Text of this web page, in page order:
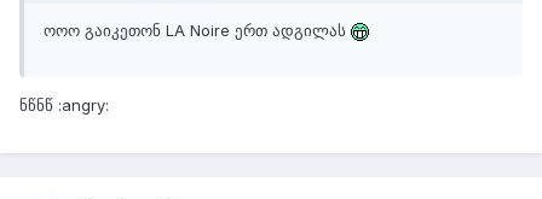
ოოო გაიკეთონ LA Noire ერთ ადგილას
ნწნწ :angry: